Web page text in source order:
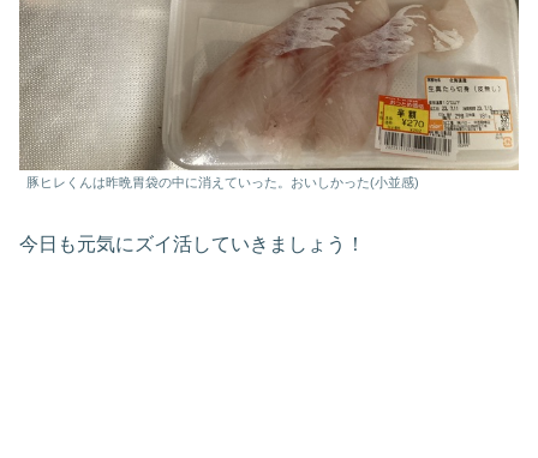
豚ヒレくんは昨晩胃袋の中に消えていった。おいしかった(小並感)
今日も元気にズイ活していきましょう！